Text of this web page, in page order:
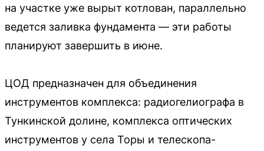
на участке уже вырыт котлован, параллельно
ведется заливка фундамента — эти работы
планируют завершить в июне.
ЦОД предназначен для объединения
инструментов комплекса: радиогелиографа в
Тункинской долине, комплекса оптических
инструментов у села Торы и телескопа-